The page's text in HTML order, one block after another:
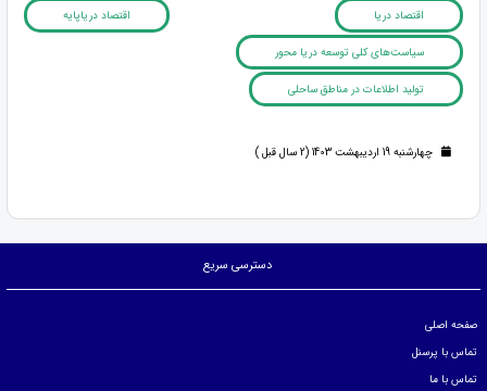
اقتصاد دریا اقتصاد دریاپایه
سیاست‌های کلی توسعه دریا محور
تولید اطلاعات در مناطق ساحلی
چهارشنبه 19 اردیبهشت 1403 (2 سال قبل )
دسترسی سریع
صفحه اصلی
تماس با پرسنل
تماس با ما